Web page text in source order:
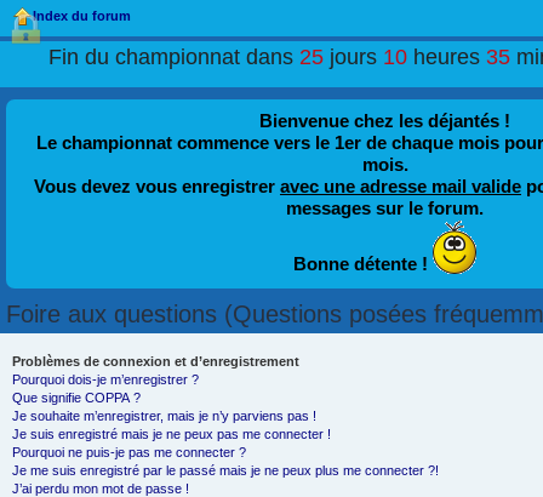
Index du forum
Fin du championnat dans25 jours10 heures35
Bienvenue chez les déjantés !
Le championnat commence vers le 1er de chaque mois
mois.
Vous devez vous enregistrer avec une adresse mail valide
messages sur le forum.
Bonne détente !
Foire aux questions (Questions posées
Problèmes de connexion et d’enregistrement
Pourquoi dois-je m’enregistrer ?
Que signifie COPPA ?
Je souhaite m’enregistrer, mais je n’y parviens pas !
Je suis enregistré mais je ne peux pas me connecter !
Pourquoi ne puis-je pas me connecter ?
Je me suis enregistré par le passé mais je ne peux plus me connecter ?!
J’ai perdu mon mot de passe !